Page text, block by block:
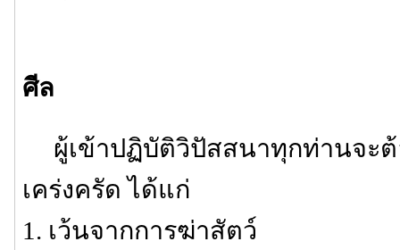
ศีล
ผู้เข้าปฏิบัติวิปัสสนาทุกท่านจะต้
เคร่งครัด ได้แก่
1. เว้นจากการฆ่าสัตว์